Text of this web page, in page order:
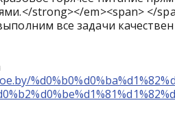
strong></em><span> </
все задачи